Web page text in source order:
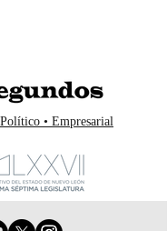
• Empresarial